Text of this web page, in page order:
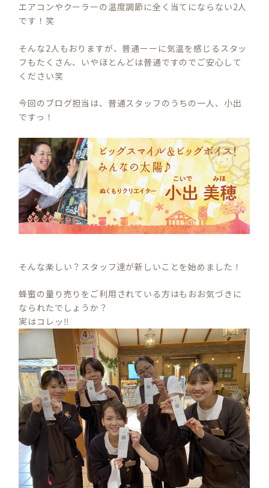
エアコンやクーラーの温度調節に全く当てにならない2人
です！笑
そんな2人もおりますが、普通ーーに気温を感じるスタッ
フもたくさん、いやほとんどは普通ですのでご安心して
ください笑
今回のブログ担当は、普通スタッフのうちの一人、小出
ですっ！
そんな楽しい？スタッフ達が新しいことを始めました！
蜂蜜の量り売りをご利用されている方はもおお気づきに
なられたでしょうか？
実はコレッ‼︎